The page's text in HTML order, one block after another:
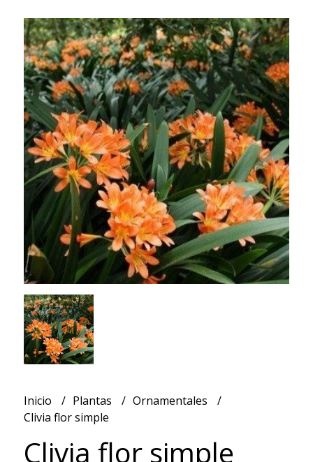
Inicio Plantas
Ornamentales
Clivia flor simple
Clivia flor simple